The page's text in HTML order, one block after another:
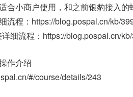
合小商户使用，和之前银豹接入的
流程：https://blog.pospal.cn/kb/
细流程：https://blog.pospal.cn/
作介绍
#/course/details/243